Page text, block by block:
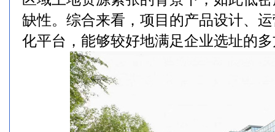
缺性。综合来看，项目的产品设计、
化平台，能够较好地满足企业选址的